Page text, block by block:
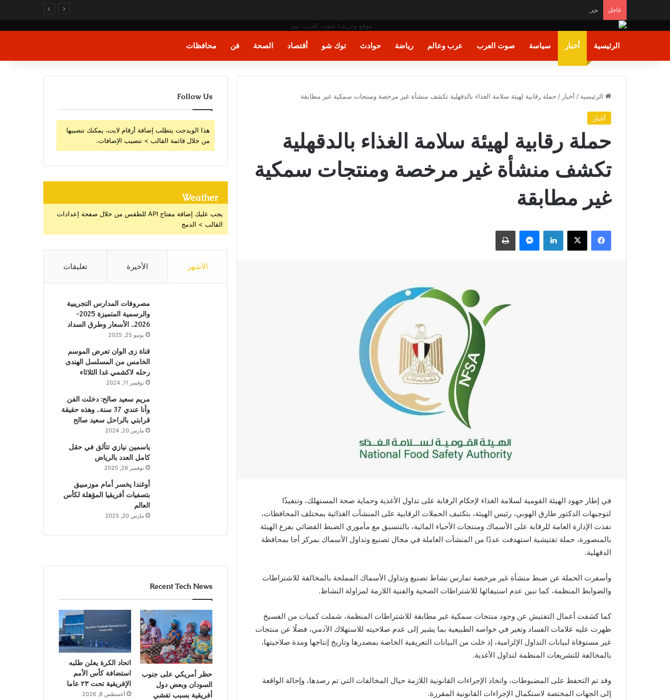
عاجل حظر أمريكي على جنوب السودان وبعض دول أفريقية بسبب تفشي إيبولا
الرئيسية أخبار سياسة صوت العرب عرب وعالم رياضة حوادث توك شو أقتصاد الصحة فن محافظات
الرئيسية / أخبار / حملة رقابية لهيئة سلامة الغذاء بالدقهلية تكشف منشأة غير مرخصة ومنتجات سمكية غير مطابقة
أخبار
حملة رقابية لهيئة سلامة الغذاء بالدقهلية
تكشف منشأة غير مرخصة ومنتجات سمكية
غير مطابقة
فيسبوك X لينكدإن ماسنجر طباعة
في إطار جهود الهيئة القومية لسلامة الغذاء لإحكام الرقابة على تداول الأغذية وحماية صحة المستهلك، وتنفيذًا
لتوجيهات الدكتور طارق الهوبي، رئيس الهيئة، بتكثيف الحملات الرقابية على المنشآت الغذائية بمختلف المحافظات،
نفذت الإدارة العامة للرقابة على الأسماك ومنتجات الأحياء المائية، بالتنسيق مع مأموري الضبط القضائي بفرع الهيئة
بالمنصورة، حملة تفتيشية استهدفت عددًا من المنشآت العاملة في مجال تصنيع وتداول الأسماك بمركز أجا بمحافظة
الدقهلية.
وأسفرت الحملة عن ضبط منشأة غير مرخصة تمارس نشاط تصنيع وتداول الأسماك المملحة بالمخالفة للاشتراطات
والضوابط المنظمة، كما تبين عدم استيفائها للاشتراطات الصحية والفنية اللازمة لمزاولة النشاط.
كما كشفت أعمال التفتيش عن وجود منتجات سمكية غير مطابقة للاشتراطات المنظمة، شملت كميات من الفسيخ
ظهرت عليه علامات الفساد وتغير في خواصه الطبيعية بما يشير إلى عدم صلاحيته للاستهلاك الآدمي، فضلًا عن منتجات
غير مستوفاة لبيانات التداول الإلزامية، إذ خلت من البيانات التعريفية الخاصة بمصدرها وتاريخ إنتاجها ومدة صلاحيتها،
بالمخالفة للتشريعات المنظمة لتداول الأغذية.
وقد تم التحفظ على المضبوطات، واتخاذ الإجراءات القانونية اللازمة حيال المخالفات التي تم رصدها، وإحالة الواقعة
إلى الجهات المختصة لاستكمال الإجراءات القانونية المقررة.
Follow Us
هذا الويدجت يتطلب إضافة أرقام لايت، يمكنك تنصيبها
من خلال قائمة القالب > تنصيب الإضافات.
Weather
يجب عليك إضافة مفتاح API للطقس من خلال صفحة إعدادات
القالب > الدمج
الأشهر الأخيرة تعليقات
مصروفات المدارس التجريبية
والرسمية المتميزة 2025-
2026.. الأسعار وطرق السداد
يونيو 25, 2025
قناة زى الوان تعرض الموسم
الخامس من المسلسل الهندى
رحله لاكشمي غدا الثلاثاء
نوفمبر 11, 2024
مريم سعيد صالح: دخلت الفن
وأنا عندي 37 سنة.. وهذه حقيقة
قرابتي بالراحل سعيد صالح
مارس 20, 2024
ياسمين نيازي تتألق في حقل
كامل العدد بالرياض
نوفمبر 26, 2025
أوغندا يخسر أمام موزمبيق
بتصفيات أفريقيا المؤهلة لكأس
العالم
مارس 20, 2025
Recent Tech News
حظر أمريكي على جنوب
السودان وبعض دول
أفريقية بسبب تفشي
اتحاد الكرة يعلن طلبه
استضافة كأس الأمم
الإفريقية تحت ٢٣ عاما
أغسطس 8, 2026